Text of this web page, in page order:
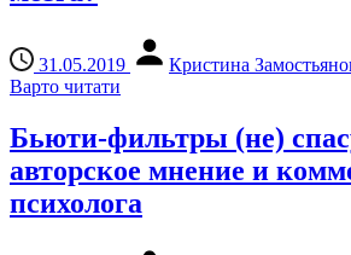
31.05.2019
Кристина
Варто читати
Бьюти-фильтры (не)
авторское мнение и
психолога